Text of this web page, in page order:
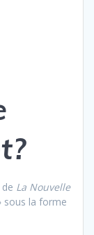
La Nouvelle
sous la forme